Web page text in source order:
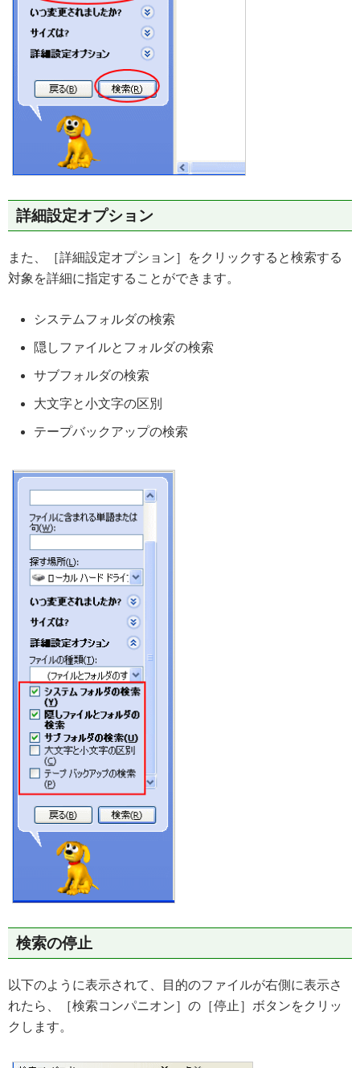
詳細設定オプション
また、［詳細設定オプション］をクリックすると検索する
対象を詳細に指定することができます。
システムフォルダの検索
隠しファイルとフォルダの検索
サブフォルダの検索
大文字と小文字の区別
テープバックアップの検索
検索の停止
以下のように表示されて、目的のファイルが右側に表示さ
れたら、［検索コンパニオン］の［停止］ボタンをクリッ
クします。